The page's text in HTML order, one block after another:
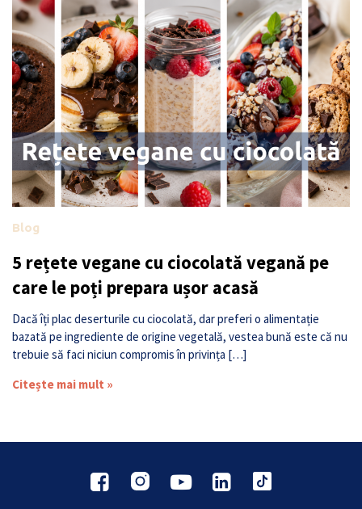
Blog
5 rețete vegane cu ciocolată vegană pe
care le poți prepara ușor acasă
Dacă îți plac deserturile cu ciocolată, dar preferi o alimentație
bazată pe ingrediente de origine vegetală, vestea bună este că nu
trebuie să faci niciun compromis în privința […]
Citește mai mult »